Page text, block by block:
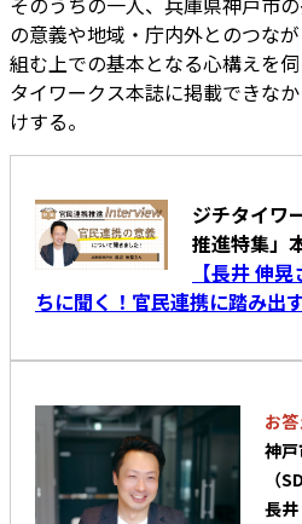
の意義や地域・庁内外とのつな
組む上での基本となる心構えを
タイワークス本誌に掲載できな
けする。
ジチタイワ
推進特集」
【長井 伸
ちに聞く！官民連携に踏み出
お
神
（
長井